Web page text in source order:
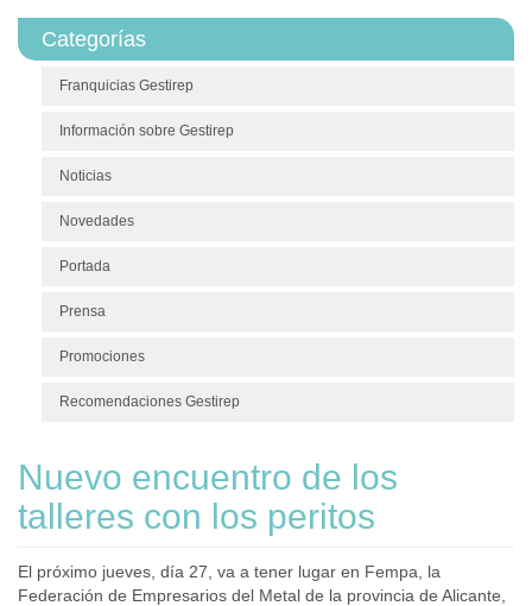
Categorías
Franquicias Gestirep
Información sobre Gestirep
Noticias
Novedades
Portada
Prensa
Promociones
Recomendaciones Gestirep
Nuevo encuentro de los
talleres con los peritos
El próximo jueves, día 27, va a tener lugar en Fempa, la
Federación de Empresarios del Metal de la provincia de Alicante,